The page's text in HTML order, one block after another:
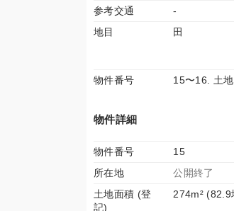
参考交通
-
地目
田
物件番号
15〜16. 土
物件詳細
物件番号 15
所在地
公開終了
土地面積 (登
記)
274m² (82.9